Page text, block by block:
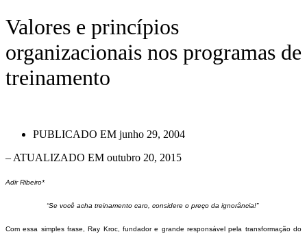
Valores e princípios
organizacionais nos programas de
treinamento
PUBLICADO EM junho 29, 2004
– ATUALIZADO EM outubro 20, 2015
Adir Ribeiro*
“Se você acha treinamento caro, considere o preço da ignorância!”
Com essa simples frase, Ray Kroc, fundador e grande responsável pela transformação do